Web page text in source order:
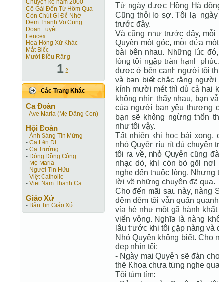
Chuyện kể năm 2000
Cô Gái Ðến Từ Hôm Qua
Còn Chút Gì Ðể Nhớ
Đêm Thánh Vô Cùng
Ðoạn Tuyệt
Fences
Hoa Hồng Xứ Khác
Mắt Biếc
Mười Điều Răng
1 2
Các Trang Khác
Ca Ðoàn
-Ave Maria (Mẹ Dâng Con)
Hội Ðoàn
- Ánh Sáng Tin Mừng
- Ca Lên Đi
- Ca Trưởng
- Dòng Đồng Công
- Mẹ Maria
- Người Tin Hữu
- Việt Catholic
- Việt Nam Thánh Ca
Giáo Xứ
- Bản Tin Giáo Xứ
Từ ngày được Hồng Hà
Cũng thôi lo sợ. Tôi lại
trước đây.
Và cũng như trước đây,
Quyên một góc, mỗi đứa
bài bên nhau. Những lúc
lòng tôi ngập tràn hạnh
được ở bên cạnh người tôi
và bạn biết chắc rằng
kính mười mét thì dù cả hai
không nhìn thấy nhau, bạn
của người bạn yêu thương
bạn sẽ không ngừng thổn
như tôi vậy.
Tất nhiên khi học bài xong,
nhỏ Quyên ríu rít đủ chuyện
tôi ra về, nhỏ Quyên cũng
nhạc đó, khi còn bó gối
nghe đến thuộc lòng. Nhưng
lời về những chuyện đã qua.
Cho đến mãi sau này, nàng
đêm đêm tôi vẫn quẩn
vỉa hè như một gã hành
viển vông. Nghĩa là nàng
lâu trước khi tôi gặp nàng
Nhỏ Quyên không biết. Cho
đẹp nhìn tôi:
- Ngày mai Quyên sẽ đàn
thể Khoa chưa từng nghe
Tôi tủm tỉm: